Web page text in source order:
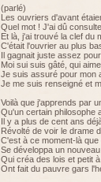
(parlé)
Les ouvriers d'avant
Quel mot ! J'ai dû
Et là, j'ai trouvé la clef du
C'était l'ouvrier au plus
Il gagnait juste assez
Moi sui suis gâté, qui
Je suis assuré pour mon
Je me suis renseigné et
Voilà que j'apprends par
Qu'un certain philosophe
Il y a plus de cent ans
Révolté de voir le drame
C'est à ce moment-là que
Se développa un
Qui créa des lois et petit
Ont fait du pauvre gars